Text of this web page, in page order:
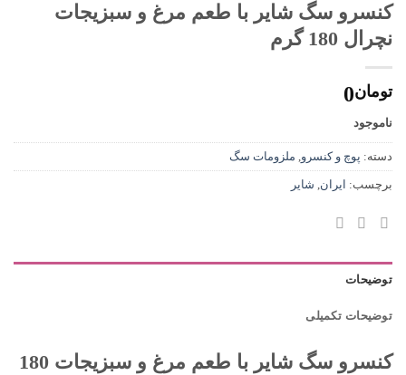
کنسرو سگ شایر با طعم مرغ و سبزیجات
نچرال 180 گرم
تومان0
ناموجود
دسته: پوچ و کنسرو, ملزومات سگ
برچسب: ایران, شایر
توضیحات
توضیحات تکمیلی
کنسرو سگ شایر با طعم مرغ و سبزیجات 180